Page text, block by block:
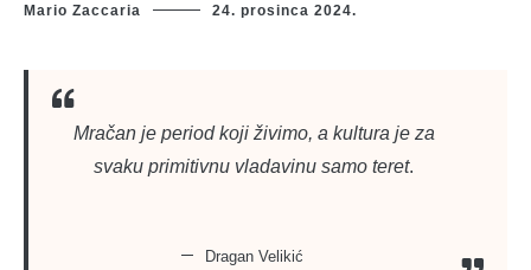
Mario Zaccaria 24. prosinca 2024.
Mračan je period koji živimo, a kultura je za
svaku primitivnu vladavinu samo teret.
Dragan Velikić